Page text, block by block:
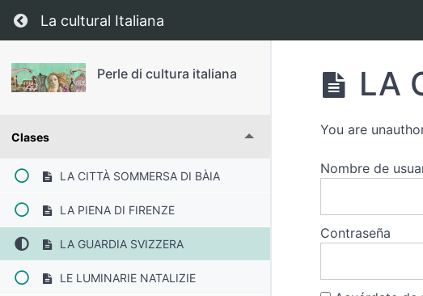
Regresar a curso: Perle di cultura italiana
La cultural Italiana
Perle di cultura italiana
Clases
LA CITTÀ SOMMERSA DI BÀIA
LA PIENA DI FIRENZE
LA GUARDIA SVIZZERA
LE LUMINARIE NATALIZIE
LA
You are
Nombre de
Contraseña